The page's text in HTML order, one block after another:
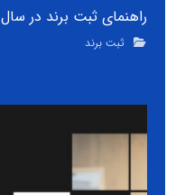
راهنمای ثبت برند در سال ۱۴۰۲
ثبت برند